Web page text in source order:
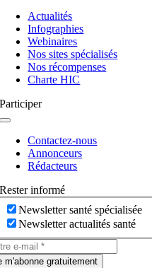
basculeActualités
Infographies
Webinaires
Nos sites spécialisés
Nos récompenses
Charte HIC
Participer
Navigation
basculeContactez-nous
Annonceurs
Rédacteurs
Rester informé
Newsletter santé spécialisée
Newsletter actualités santé
m'abonne gratuitement